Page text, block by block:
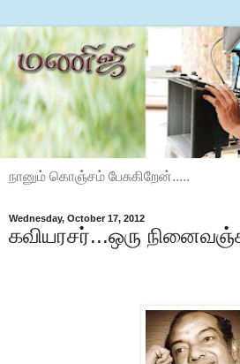
நானும் கொஞ்சம் பேசுகிறேன்.....
Wednesday, October 17, 2012
கவியரசர்...ஒரு